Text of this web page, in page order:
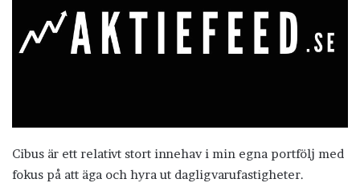
Cibus är ett relativt stort innehav i min egna portfölj med
fokus på att äga och hyra ut dagligvarufastigheter.